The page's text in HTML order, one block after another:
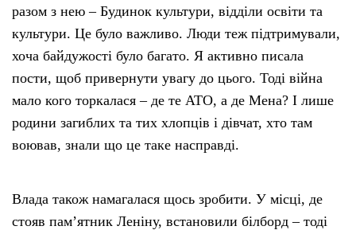
разом з нею – Будинок культури, відділи освіти та
культури. Це було важливо. Люди теж підтримували,
хоча байдужості було багато. Я активно писала
пости, щоб привернути увагу до цього. Тоді війна
мало кого торкалася – де те АТО, а де Мена? І лише
родини загиблих та тих хлопців і дівчат, хто там
воював, знали що це таке насправді.
Влада також намагалася щось зробити. У місці, де
стояв пам’ятник Леніну, встановили білборд – тоді